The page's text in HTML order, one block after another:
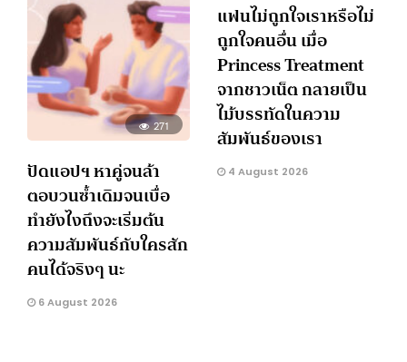
271
ปัดแอปฯ หาคู่จนล้า
ตอบวนซ้ำเดิมจนเบื่อ
ทำยังไงถึงจะเริ่มต้น
ความสัมพันธ์กับใครสัก
คนได้จริงๆ นะ
6 August 2026
แฟนไม่ถูกใจเราหรือไม่
ถูกใจคนอื่น เมื่อ
Princess Treatment
จากชาวเน็ต กลายเป็น
ไม้บรรทัดในความ
สัมพันธ์ของเรา
4 August 2026